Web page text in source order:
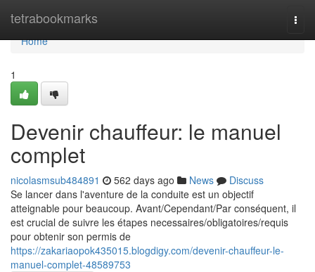
tetrabookmarks
Home
Home
1
Devenir chauffeur: le manuel
complet
nicolasmsub484891 562 days ago News
Discuss
Se lancer dans l'aventure de la conduite est un objectif
atteignable pour beaucoup. Avant/Cependant/Par conséquent, il
est crucial de suivre les étapes necessaires/obligatoires/requis
pour obtenir son permis de
https://zakariaopok435015.blogdigy.com/devenir-chauffeur-le-
manuel-complet-48589753